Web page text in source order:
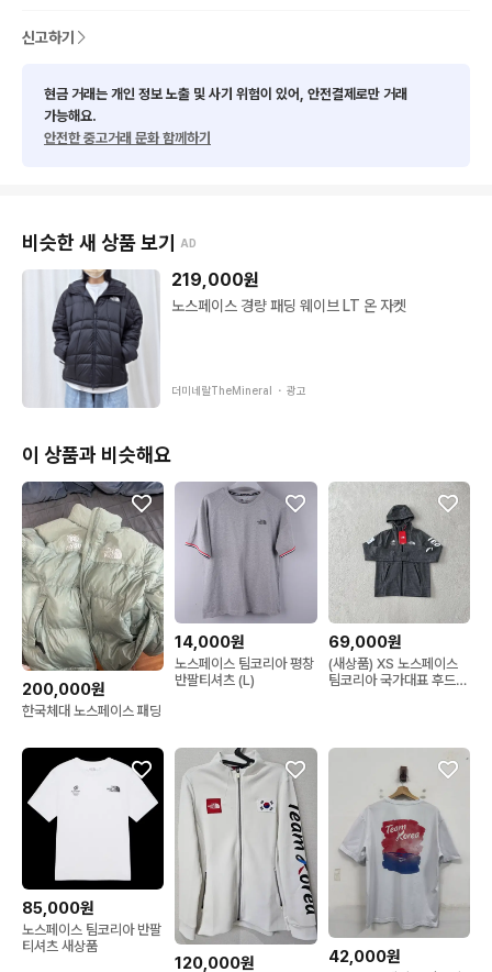
예민하신분은 피해주시고 신중히 구매 부탁드려요♡35-4
신고하기
현금 거래는 개인 정보 노출 및 사기 위험이 있어, 안전결제로만 거래
가능해요.
안전한 중고거래 문화 함께하기
비슷한 새 상품 보기 AD
219,000원
노스페이스 경량 패딩 웨이브 LT 온 자켓
더미네랄TheMineral ・ 광고
이 상품과 비슷해요
200,000원
한국체대 노스페이스 패딩
14,000원
노스페이스 팀코리아 평창
반팔티셔츠 (L)
69,000원
(새상품) XS 노스페이스
팀코리아 국가대표 후드집
85,000원
노스페이스 팀코리아 반팔
티셔츠 새상품
120,000원 42,000원